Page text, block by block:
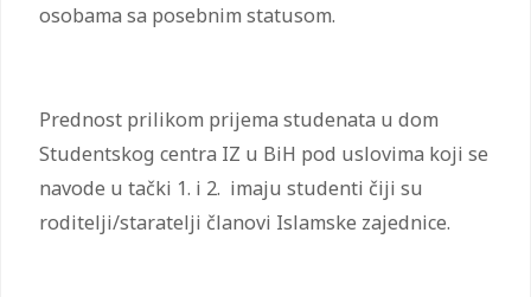
osobama sa posebnim statusom.
Prednost prilikom prijema studenata u dom
Studentskog centra IZ u BiH pod uslovima koji se
navode u tački 1. i 2. imaju studenti čiji su
roditelji/staratelji članovi Islamske zajednice.